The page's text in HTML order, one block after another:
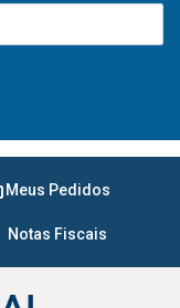
Meus Pedidos
Notas Fiscais